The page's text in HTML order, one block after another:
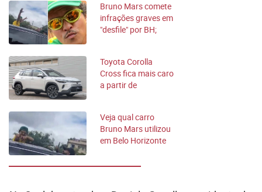
Bruno Mars comete
infrações graves em
"desfile" por BH;
Toyota Corolla
Cross fica mais caro
a partir de
Veja qual carro
Bruno Mars utilizou
em Belo Horizonte